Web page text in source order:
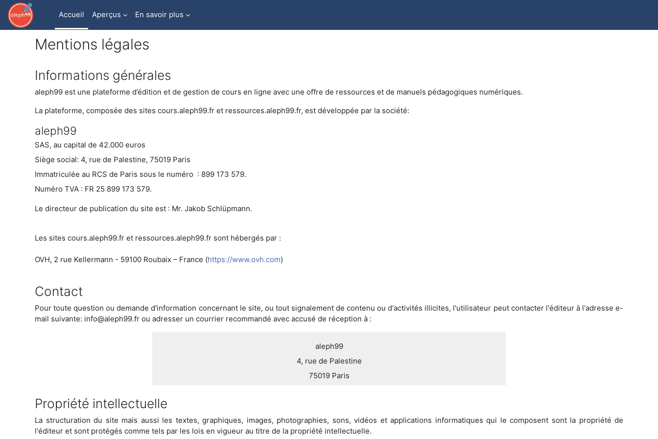
Passer au contenu principal
Accueil
Aperçus En savoir plus
Mentions légales
Informations générales
aleph99 est une plateforme d’édition et de gestion de cours en ligne avec une offre de ressources et de manuels pédagogiques numériques.
La plateforme, composée des sites cours.aleph99.fr et ressources.aleph99.fr, est développée par la société:
aleph99
SAS, au capital de 42.000 euros
Siège social: 4, rue de Palestine, 75019 Paris
Immatriculée au RCS de Paris sous le numéro : 899 173 579.
Numéro TVA : FR 25 899 173 579.
Le directeur de publication du site est : Mr. Jakob Schlüpmann.
Les sites cours.aleph99.fr et ressources.aleph99.fr sont hébergés par :
OVH, 2 rue Kellermann - 59100 Roubaix – France (https://www.ovh.com)
Contact
Pour toute question ou demande d'information concernant le site, ou tout signalement de contenu ou d'activités illicites, l'utilisateur peut contacter l'éditeur à l'adresse e-
mail suivante: info@aleph99.fr ou adresser un courrier recommandé avec accusé de réception à :
aleph99
4, rue de Palestine
75019 Paris
Propriété intellectuelle
La structuration du site mais aussi les textes, graphiques, images, photographies, sons, vidéos et applications informatiques qui le composent sont la propriété de
l'éditeur et sont protégés comme tels par les lois en vigueur au titre de la propriété intellectuelle.